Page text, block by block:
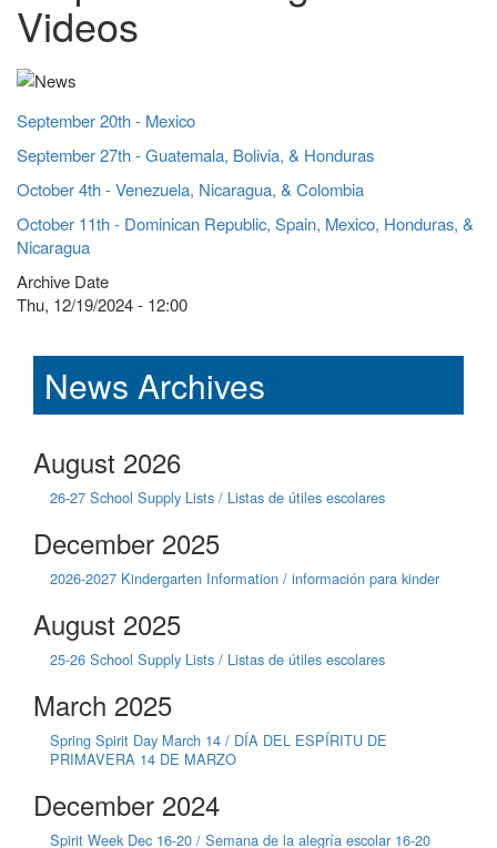
Videos
September 20th - Mexico
September 27th - Guatemala, Bolivia, & Honduras
October 4th - Venezuela, Nicaragua, & Colombia
October 11th - Dominican Republic, Spain, Mexico, Honduras, &
Nicaragua
Archive Date
Thu, 12/19/2024 - 12:00
News Archives
August 2026
26-27 School Supply Lists / Listas de útiles escolares
December 2025
2026-2027 Kindergarten Information / información para kinder
August 2025
25-26 School Supply Lists / Listas de útiles escolares
March 2025
Spring Spirit Day March 14 / DÍA DEL ESPÍRITU DE
PRIMAVERA 14 DE MARZO
December 2024
Spirit Week Dec 16-20 / Semana de la alegría escolar 16-20